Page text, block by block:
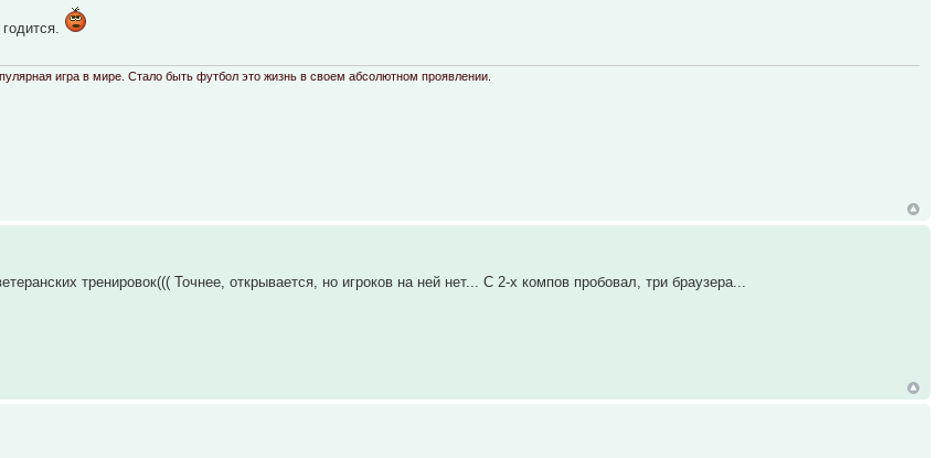
игра в мире. Стало быть футбол это жизнь в своем абсолютном проявлении.
тренировок((( Точнее, открывается, но игроков на ней нет... С 2-х компов пробовал, три браузера...